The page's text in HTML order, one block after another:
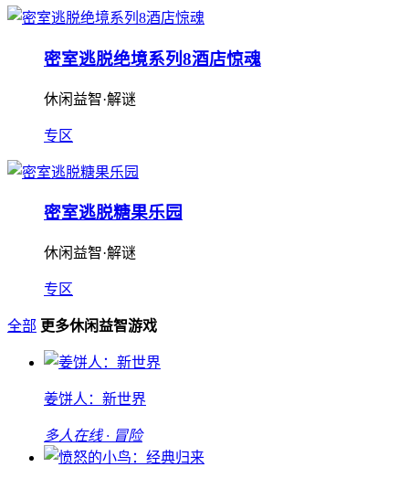
密室逃脱绝境系列8酒店惊魂
休闲益智·解谜
专区
密室逃脱糖果乐园
休闲益智·解谜
专区
全部 更多休闲益智游戏
姜饼人：新世界
多人在线 · 冒险